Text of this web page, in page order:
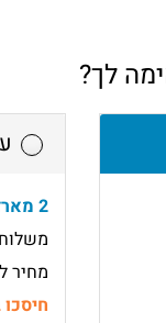
לך?
2 מארזי 90 עדשות
מחיר
חיסכו